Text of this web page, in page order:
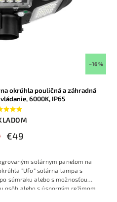
–16 %
okrúhla pouličná a záhradná
6000K, IP65
€49
solárnym panelom na
"Ufo" solárna lampa s
súmraku alebo s možnosťou
osôb alebo s úsporným režimom.